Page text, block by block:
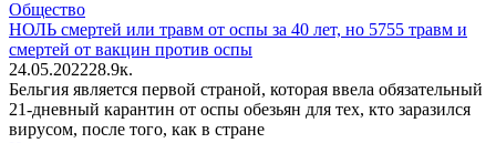
Общество
НОЛЬ смертей или травм от оспы за 40 лет, но 5755 травм и
смертей от вакцин против оспы
24.05.202228.9к.
Бельгия является первой страной, которая ввела обязательный
21-дневный карантин от оспы обезьян для тех, кто заразился
вирусом, после того, как в стране